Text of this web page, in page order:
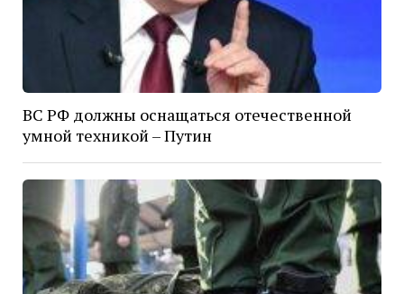
ВС РФ должны оснащаться отечественной
умной техникой – Путин